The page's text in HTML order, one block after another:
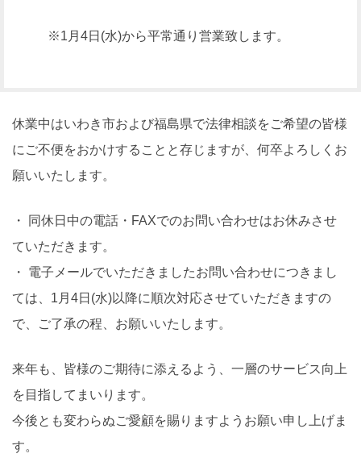
※1月4日(水)から平常通り営業致します。
休業中はいわき市および福島県で法律相談をご希望の皆様
にご不便をおかけすることと存じますが、何卒よろしくお
願いいたします。
・ 同休日中の電話・FAXでのお問い合わせはお休みさせ
ていただきます。
・ 電子メールでいただきましたお問い合わせにつきまし
ては、1月4日(水)以降に順次対応させていただきますの
で、ご了承の程、お願いいたします。
来年も、皆様のご期待に添えるよう、一層のサービス向上
を目指してまいります。
今後とも変わらぬご愛顧を賜りますようお願い申し上げま
す。